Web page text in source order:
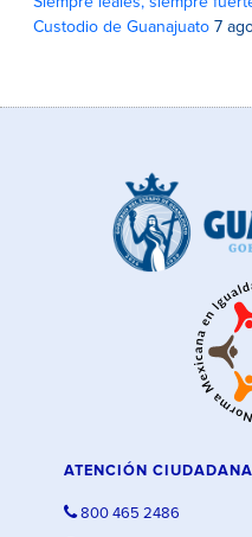
Custodio de Guanajuato 7
ATENCIÓN CIUDADANA
800 465 2486